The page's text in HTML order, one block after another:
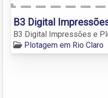
B3 Digital
B3 Digital Impressões e
Plotagem em Rio Claro